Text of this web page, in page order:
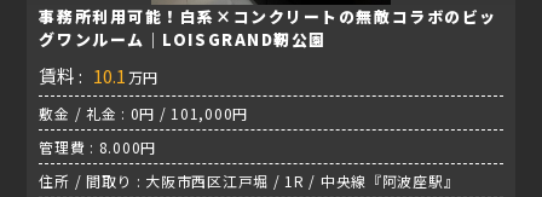
事務所利用可能！白系×コンクリートの無敵コラボのビッ
グワンルーム｜LOISGRAND靭公園
賃料 : 10.1 万円
敷金 / 礼金 : 0円 / 101,000円
管理費 : 8.000円
住所 / 間取り : 大阪市西区江戸堀 / 1R / 中央線『阿波座駅』